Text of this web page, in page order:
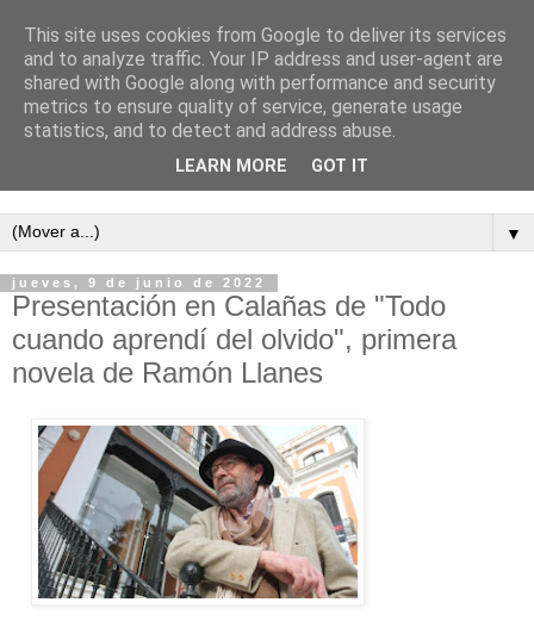
Semanario independiente de Calañas
▼
jueves, 9 de junio de 2022
Presentación en Calañas de "Todo
cuando aprendí del olvido", primera
novela de Ramón Llanes
This site uses cookies from Google to deliver its services
and to analyze traffic. Your IP address and user-agent are
shared with Google along with performance and security
metrics to ensure quality of service, generate usage
statistics, and to detect and address abuse.
LEARN MORE GOT IT